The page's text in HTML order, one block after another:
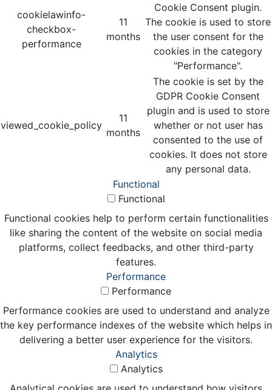
cookielawinfo-
checkbox-
performance
11
months
Cookie Consent plugin.
The cookie is used to store
the user consent for the
cookies in the category
"Performance".
viewed_cookie_policy
11
months
The cookie is set by the
GDPR Cookie Consent
plugin and is used to store
whether or not user has
consented to the use of
cookies. It does not store
any personal data.
Functional
Functional
Functional cookies help to perform certain functionalities
like sharing the content of the website on social media
platforms, collect feedbacks, and other third-party
features.
Performance
Performance
Performance cookies are used to understand and analyze
the key performance indexes of the website which helps in
delivering a better user experience for the visitors.
Analytics
Analytics